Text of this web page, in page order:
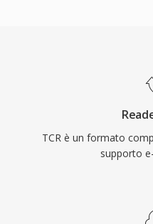
TCR è un formato
supporto